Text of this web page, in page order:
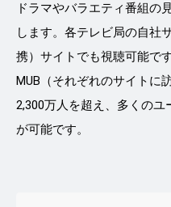
ドラマやバラエティ番組の
します。各テレビ局の自社
携）サイトでも視聴可能で
MUB（それぞれのサイトに
2,300万人を超え、多くの
が可能です。